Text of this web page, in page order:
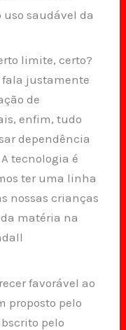
saudável da
limite, certo?
fala justamente
de
enfim, tudo
dependência
tecnologia é
ter uma linha
nossas crianças
matéria na
favorável ao
proposto pelo
pelo